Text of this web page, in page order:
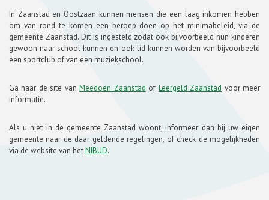
In Zaanstad en Oostzaan kunnen mensen die een laag inkomen hebben
om van rond te komen een beroep doen op het minimabeleid, via de
gemeente Zaanstad. Dit is ingesteld zodat ook bijvoorbeeld hun kinderen
gewoon naar school kunnen en ook lid kunnen worden van bijvoorbeeld
een sportclub of van een muziekschool.
Ga naar de site vanMeedoen Zaanstad of Leergeld Zaanstad voor meer
informatie.
Als u niet in de gemeente Zaanstad woont, informeer dan bij uw eigen
gemeente naar de daar geldende regelingen, of check de mogelijkheden
via de website van hetNIBUD.